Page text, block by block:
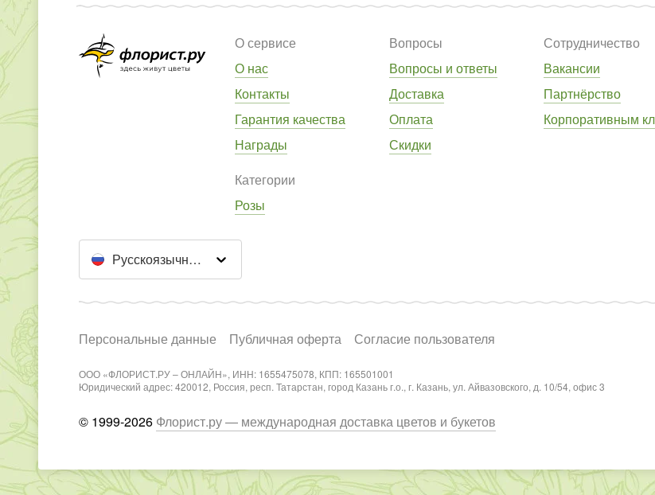
О сервисе
О нас
Контакты
Гарантия качества
Награды
Вопросы
Вопросы и ответы
Доставка
Оплата
Скидки
Сотрудничество
Вакансии
Партнёрство
Корпоративным
Категории
Розы
Русскоязычный сайт
Персональные данные Публичная оферта Согласие пользователя
ООО «ФЛОРИСТ.РУ – ОНЛАЙН», ИНН: 1655475078, КПП: 165501001
Юридический адрес: 420012, Россия, респ. Татарстан, город Казань г.о., г. Казань, ул. Айвазовского, д. 10/54, офис 3
© 1999-2026 Флорист.ру — международная доставка цветов и букетов